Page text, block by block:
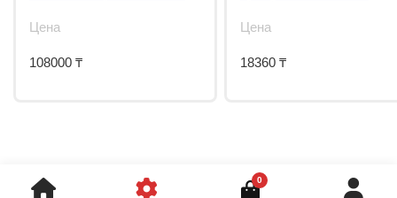
Цена
108000 ₸
Цена
18360 ₸
0